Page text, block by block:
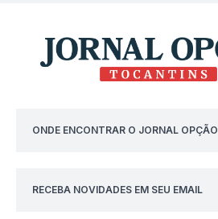
ONDE ENCONTRAR O JORNAL OPÇÃO
RECEBA NOVIDADES EM SEU EMAIL